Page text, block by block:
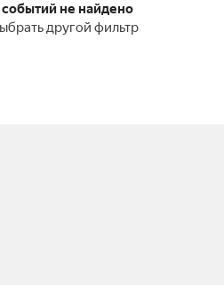
не найдено
другой фильтр